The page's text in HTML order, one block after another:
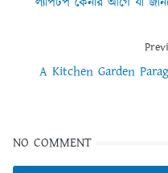
A Kitchen Garden
NO COMMENT